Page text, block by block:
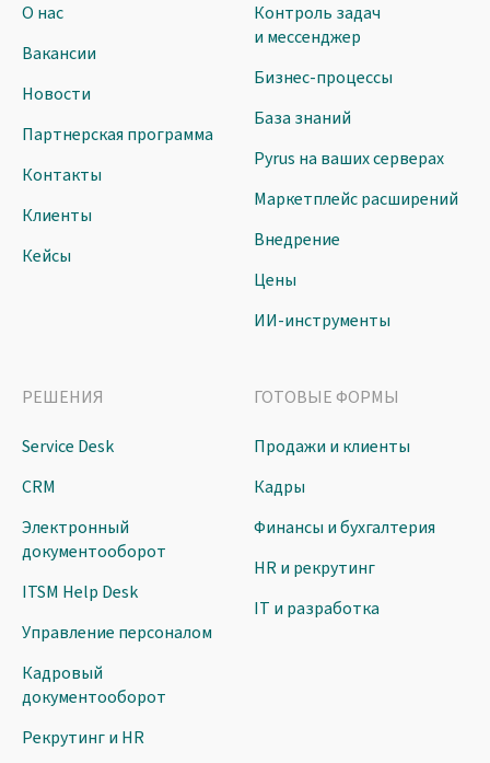
О нас
Вакансии
Новости
Партнерская программа
Контакты
Клиенты
Кейсы
Контроль задач
и мессенджер
Бизнес-процессы
База знаний
Pyrus на ваших серверах
Маркетплейс расширений
Внедрение
Цены
ИИ-инструменты
РЕШЕНИЯ
Service Desk
CRM
Электронный
документооборот
ITSM Help Desk
Управление персоналом
Кадровый
документооборот
Рекрутинг и HR
ГОТОВЫЕ ФОРМЫ
Продажи и клиенты
Кадры
Финансы и бухгалтерия
HR и рекрутинг
IT и разработка